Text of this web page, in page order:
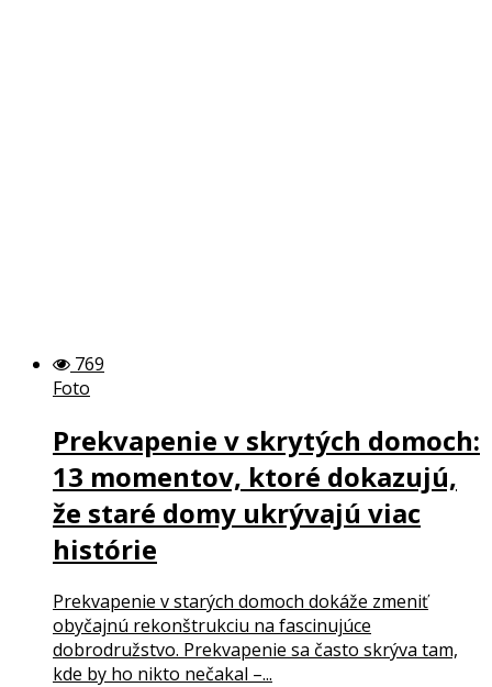
769
Foto
Prekvapenie v skrytých domoch:
13 momentov, ktoré dokazujú,
že staré domy ukrývajú viac
histórie
Prekvapenie v starých domoch dokáže zmeniť
obyčajnú rekonštrukciu na fascinujúce
dobrodružstvo. Prekvapenie sa často skrýva tam,
kde by ho nikto nečakal –...